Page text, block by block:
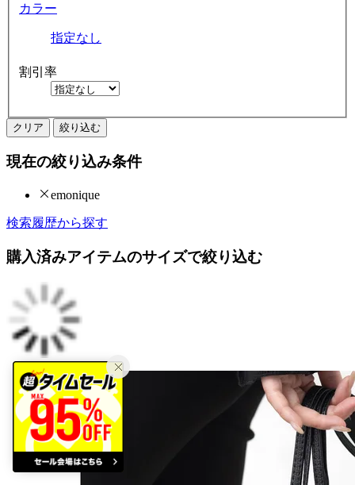
カラー
指定なし
割引率
クリア 絞り込む
現在の絞り込み条件
emonique
検索履歴から探す
購入済みアイテムのサイズで絞り込む